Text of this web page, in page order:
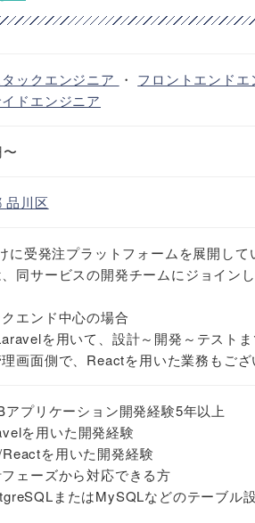
ックエンジニア ・ フロントエンドエ
ドエンジニア
品川区
に受発注プラットフォームを展開して
同サービスの開発チームにジョインし
エンド中心の場合
を用いて、設計～開発～テストま
画面側で、Reactを用いた業務もござ
アプリケーション開発経験5年以上
を用いた開発経験
Reactを用いた開発経験
フェーズから対応できる方
またはMySQLなどのテーブル